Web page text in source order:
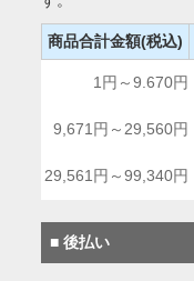
商品合計金額(税込)
1円～9.670円
9,671円～29,560円
29,561円～99,340円
■ 後払い